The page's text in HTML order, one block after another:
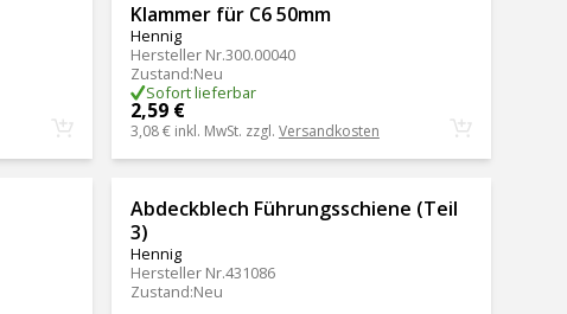
Klammer für C6 50mm
Hennig
Hersteller Nr.300.00040
Zustand:Neu
Sofort lieferbar
2,59 €
3,08 € inkl. MwSt. zzgl. Versandkosten
Abdeckblech Führungsschiene (Teil
3)
Hennig
Hersteller Nr.431086
Zustand:Neu